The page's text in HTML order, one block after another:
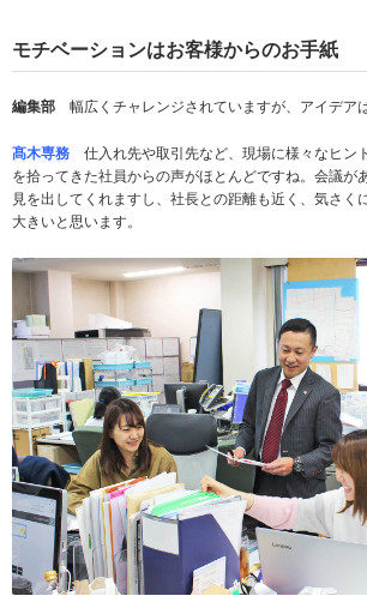
モチベーションはお客様からのお手紙
編集部 幅広くチャレンジされていますが、アイデア
髙木専務 仕入れ先や取引先など、現場に様々なヒン
を拾ってきた社員からの声がほとんどですね。会議が
見を出してくれますし、社長との距離も近く、気さく
大きいと思います。